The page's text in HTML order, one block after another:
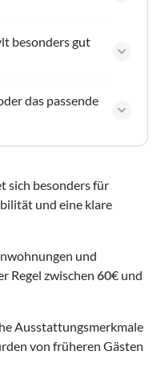
besonders gut
das passende
sich besonders für
und eine klare
und
Regel zwischen 60€ und
Ausstattungsmerkmale
von früheren Gästen